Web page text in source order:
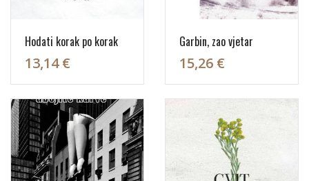
Hodati korak po korak
13,14 €
Garbin, zao vjetar
15,26 €